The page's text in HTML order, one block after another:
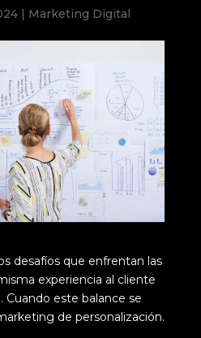
| Marketing Digital
desafíos que enfrentan las
experiencia al cliente
Cuando este balance se
de personalización.